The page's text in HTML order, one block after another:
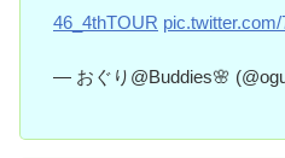
46_4thTOUR
— おぐり@Buddies🌸